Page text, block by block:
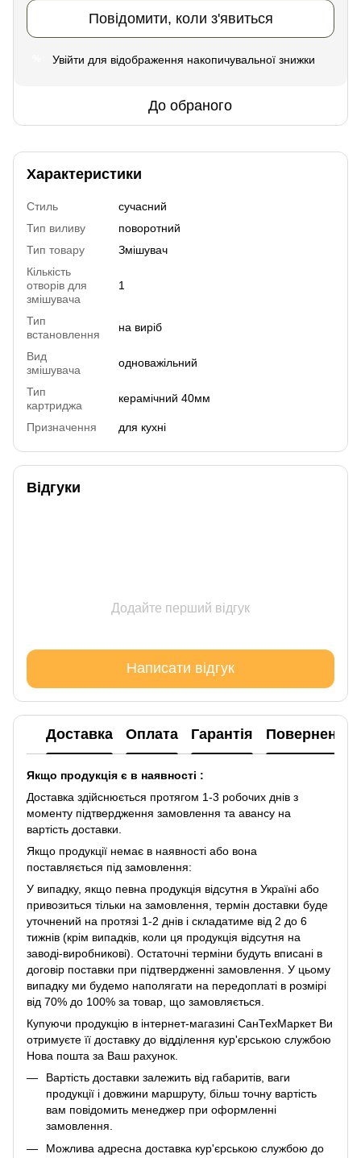
Повідомити, коли з'явиться
Увійти для відображення накопичувальної знижки
До обраного
Характеристики
Стиль
сучасний
Тип виливу
поворотний
Тип товару
Змішувач
Кількість
отворів для
змішувача
1
Тип
встановлення
на виріб
Вид
змішувача
одноважільний
Тип
картриджа
керамічний 40мм
Призначення для кухні
Відгуки
Додайте перший відгук
Написати відгук
Доставка Оплата Гарантія Повернення
Якщо продукція є в наявності :
Доставка здійснюється протягом 1-3 робочих днів з
моменту підтвердження замовлення та авансу на
вартість доставки.
Якщо продукції немає в наявності або вона
поставляється під замовлення:
У випадку, якщо певна продукція відсутня в Україні або
привозиться тільки на замовлення, термін доставки буде
уточнений на протязі 1-2 днів і складатиме від 2 до 6
тижнів (крім випадків, коли ця продукція відсутня на
заводі-виробникові). Остаточні терміни будуть вписані в
договір поставки при підтвердженні замовлення. У цьому
випадку ми будемо наполягати на передоплаті в розмірі
від 70% до 100% за товар, що замовляється.
Купуючи продукцію в інтернет-магазині СанТехМаркет Ви
отримуєте її доставку до відділення кур'єрською службою
Нова пошта за Ваш рахунок.
Вартість доставки залежить від габаритів, ваги
продукції і довжини маршруту, більш точну вартість
вам повідомить менеджер при оформленні
замовлення.
Можлива адресна доставка кур'єрською службою до